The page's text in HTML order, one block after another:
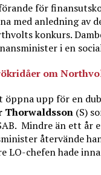
för
med anledning av
konkurs.
i en
om
öppna upp för en
Thorwaldsson (S)
Mindre än ett
återvände
LO-chefen hade